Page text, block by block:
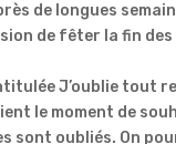
de longues
de fêter la fin
J’oublie tout
le moment de
sont oubliés. On